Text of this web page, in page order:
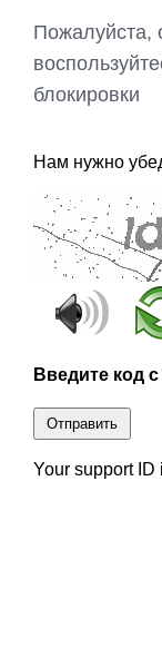
Пожалуйста,
блокировки
Нам нужно
Введите код
Отправить
Your support